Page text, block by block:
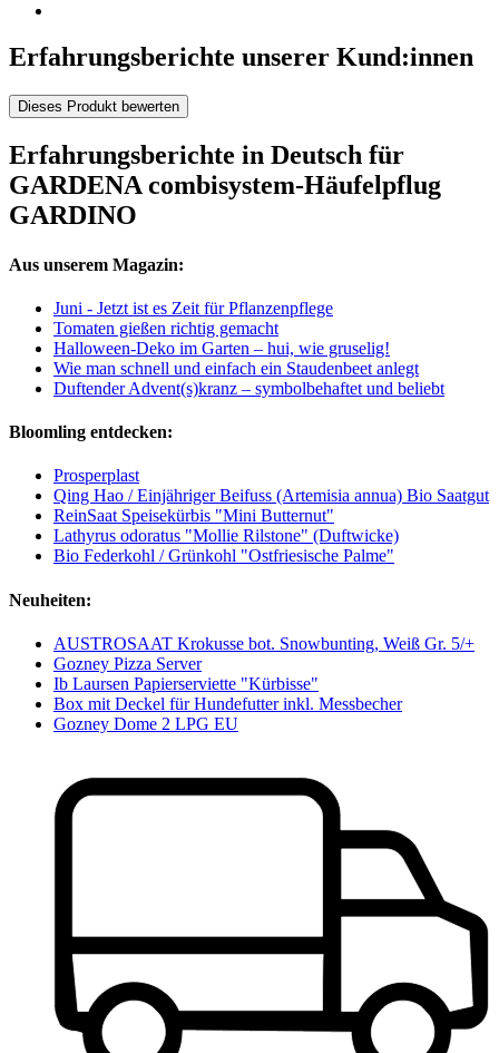
Erfahrungsberichte unserer Kund:innen
Dieses Produkt bewerten
Erfahrungsberichte in Deutsch für
GARDENA combisystem-Häufelpflug
GARDINO
Aus unserem Magazin:
Juni - Jetzt ist es Zeit für Pflanzenpflege
Tomaten gießen richtig gemacht
Halloween-Deko im Garten – hui, wie gruselig!
Wie man schnell und einfach ein Staudenbeet anlegt
Duftender Advent(s)kranz – symbolbehaftet und beliebt
Bloomling entdecken:
Prosperplast
Qing Hao / Einjähriger Beifuss (Artemisia annua) Bio Saatgut
ReinSaat Speisekürbis "Mini Butternut"
Lathyrus odoratus "Mollie Rilstone" (Duftwicke)
Bio Federkohl / Grünkohl "Ostfriesische Palme"
Neuheiten:
AUSTROSAAT Krokusse bot. Snowbunting, Weiß Gr. 5/+
Gozney Pizza Server
Ib Laursen Papierserviette "Kürbisse"
Box mit Deckel für Hundefutter inkl. Messbecher
Gozney Dome 2 LPG EU